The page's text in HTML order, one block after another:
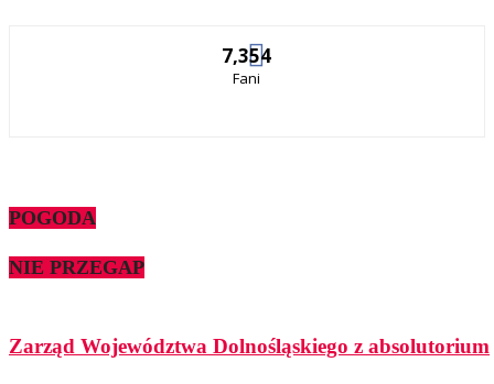
7,354
Fani
POGODA
NIE PRZEGAP
Zarząd Województwa Dolnośląskiego z absolutorium